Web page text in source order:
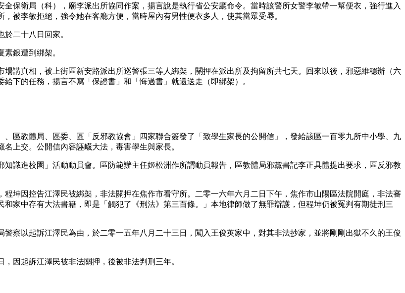
保衛局（科），廟李派出所協同作案，揚言說是執行省公安廳命令。當時該警所女警李敏帶一幫便衣，強行進入
被李敏拒絕，強令她在客廳方便，當時屋內有男性便衣多人，使其當眾受辱。
二十八日回家。
銀遭到綁架。
講真相，被上街區新安路派出所巡警張三等人綁架，關押在派出所及拘留所共七天。回來以後，邪惡維穩辦（六
下的任務，揚言不寫「保證書」和「悔過書」就還送走（即綁架）。
區教體局、區委、區「反邪教協會」四家聯合簽發了「致學生家長的公開信」，發給該區一百零九所中小學、九
上交。公開信內容誣衊大法，毒害學生與家長。
識進校園」活動動員會。區防範辦主任姬松洲作所謂動員報告，區教體局邪黨書記李正具體提出要求，區反邪教
坤因控告江澤民被綁架，非法關押在焦作市看守所。二零一六年六月二日下午，焦作市山陽區法院開庭，非法審
家中存有大法書籍，即是「觸犯了《刑法》第三百條。」本地律師做了無罪辯護，但程坤仍被冤判有期徒刑三
察以起訴江澤民為由，於二零一五年八月二十三日，闖入王俊英家中，對其非法抄家，並將剛剛出獄不久的王俊
因起訴江澤民被非法關押，後被非法判刑三年。